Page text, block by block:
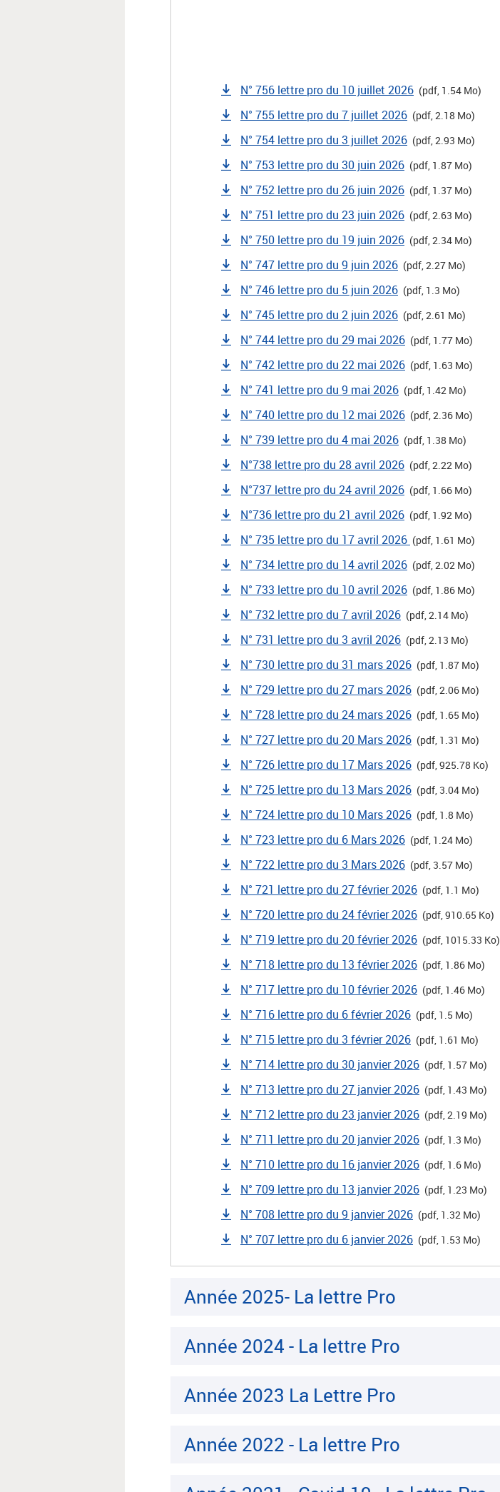
N° 756 lettre pro du 10 juillet 2026 (pdf, 1.54 Mo)
N° 755 lettre pro du 7 juillet 2026 (pdf, 2.18 Mo)
N° 754 lettre pro du 3 juillet 2026 (pdf, 2.93 Mo)
N° 753 lettre pro du 30 juin 2026 (pdf, 1.87 Mo)
N° 752 lettre pro du 26 juin 2026 (pdf, 1.37 Mo)
N° 751 lettre pro du 23 juin 2026 (pdf, 2.63 Mo)
N° 750 lettre pro du 19 juin 2026 (pdf, 2.34 Mo)
N° 747 lettre pro du 9 juin 2026 (pdf, 2.27 Mo)
N° 746 lettre pro du 5 juin 2026 (pdf, 1.3 Mo)
N° 745 lettre pro du 2 juin 2026 (pdf, 2.61 Mo)
N° 744 lettre pro du 29 mai 2026 (pdf, 1.77 Mo)
N° 742 lettre pro du 22 mai 2026 (pdf, 1.63 Mo)
N° 741 lettre pro du 9 mai 2026 (pdf, 1.42 Mo)
N° 740 lettre pro du 12 mai 2026 (pdf, 2.36 Mo)
N° 739 lettre pro du 4 mai 2026 (pdf, 1.38 Mo)
N°738 lettre pro du 28 avril 2026 (pdf, 2.22 Mo)
N°737 lettre pro du 24 avril 2026 (pdf, 1.66 Mo)
N°736 lettre pro du 21 avril 2026 (pdf, 1.92 Mo)
N° 735 lettre pro du 17 avril 2026 (pdf, 1.61 Mo)
N° 734 lettre pro du 14 avril 2026 (pdf, 2.02 Mo)
N° 733 lettre pro du 10 avril 2026 (pdf, 1.86 Mo)
N° 732 lettre pro du 7 avril 2026 (pdf, 2.14 Mo)
N° 731 lettre pro du 3 avril 2026 (pdf, 2.13 Mo)
N° 730 lettre pro du 31 mars 2026 (pdf, 1.87 Mo)
N° 729 lettre pro du 27 mars 2026 (pdf, 2.06 Mo)
N° 728 lettre pro du 24 mars 2026 (pdf, 1.65 Mo)
N° 727 lettre pro du 20 Mars 2026 (pdf, 1.31 Mo)
N° 726 lettre pro du 17 Mars 2026 (pdf, 925.78 Ko)
N° 725 lettre pro du 13 Mars 2026 (pdf, 3.04 Mo)
N° 724 lettre pro du 10 Mars 2026 (pdf, 1.8 Mo)
N° 723 lettre pro du 6 Mars 2026 (pdf, 1.24 Mo)
N° 722 lettre pro du 3 Mars 2026 (pdf, 3.57 Mo)
N° 721 lettre pro du 27 février 2026 (pdf, 1.1 Mo)
N° 720 lettre pro du 24 février 2026 (pdf, 910.65 Ko)
N° 719 lettre pro du 20 février 2026 (pdf, 1015.33 Ko)
N° 718 lettre pro du 13 février 2026 (pdf, 1.86 Mo)
N° 717 lettre pro du 10 février 2026 (pdf, 1.46 Mo)
N° 716 lettre pro du 6 février 2026 (pdf, 1.5 Mo)
N° 715 lettre pro du 3 février 2026 (pdf, 1.61 Mo)
N° 714 lettre pro du 30 janvier 2026 (pdf, 1.57 Mo)
N° 713 lettre pro du 27 janvier 2026 (pdf, 1.43 Mo)
N° 712 lettre pro du 23 janvier 2026 (pdf, 2.19 Mo)
N° 711 lettre pro du 20 janvier 2026 (pdf, 1.3 Mo)
N° 710 lettre pro du 16 janvier 2026 (pdf, 1.6 Mo)
N° 709 lettre pro du 13 janvier 2026 (pdf, 1.23 Mo)
N° 708 lettre pro du 9 janvier 2026 (pdf, 1.32 Mo)
N° 707 lettre pro du 6 janvier 2026 (pdf, 1.53 Mo)
Année 2025- La lettre Pro
Année 2024 - La lettre Pro
Année 2023 La Lettre Pro
Année 2022 - La lettre Pro